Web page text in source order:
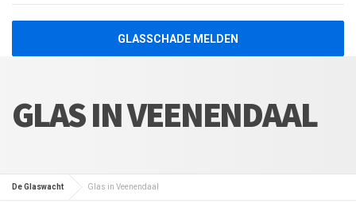
GLASSCHADE MELDEN
GLAS IN VEENENDAAL
De Glaswacht Glas in Veenendaal